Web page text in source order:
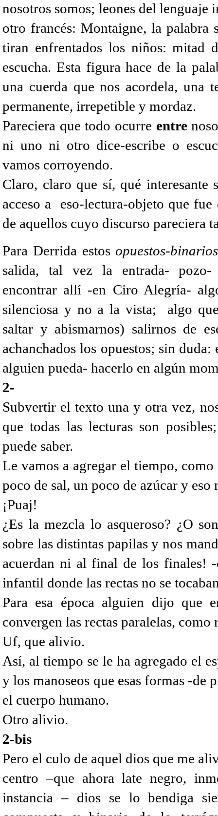
nosotros somos; leones del
otro francés: Montaigne, la palabra
tiran enfrentados los niños: mitad
escucha. Esta figura hace de la
una cuerda que nos acordela, una
permanente, irrepetible y mordaz.
Pareciera que todo ocurre entre
ni uno ni otro dice-escribe o
vamos corroyendo.
Claro, claro que sí, qué interesante
acceso a eso-lectura-objeto que
de aquellos cuyo discurso pareciera
Para Derrida estosopuestos-binarios
salida, tal vez la entrada-
encontrar allí -en Ciro Alegría-
silenciosa y no a la vista; algo
saltar y abismarnos) salirnos de
achanchados los opuestos; sin
alguien pueda- hacerlo en algún
2-
Subvertir el texto una y otra vez,
que todas las lecturas son
puede saber.
Le vamos a agregar el tiempo,
poco de sal, un poco de azúcar y
¡Puaj!
¿Es la mezcla lo asqueroso? ¿O
sobre las distintas papilas y nos
acuerdan ni al final de los finales!
infantil donde las rectas no se
Para esa época alguien dijo
convergen las rectas paralelas,
Uf, que alivio.
Así, al tiempo se le ha agregado el
y los manoseos que esas formas -
el cuerpo humano.
Otro alivio.
2-bis
Pero el culo de aquel dios que me
centro –que ahora late negro,
instancia – dios se lo bendiga